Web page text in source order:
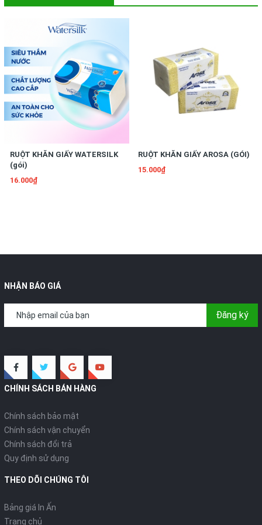
RUỘT KHĂN GIẤY WATERSILK
(gói)
16.000₫
RUỘT KHĂN GIẤY AROSA (GÓI)
15.000₫
NHẬN BÁO GIÁ
Đăng ký
CHÍNH SÁCH BÁN HÀNG
Chính sách bảo mật
Chính sách vận chuyển
Chính sách đổi trả
Quy định sử dụng
THEO DÕI CHÚNG TÔI
Bảng giá In Ấn
Trang chủ